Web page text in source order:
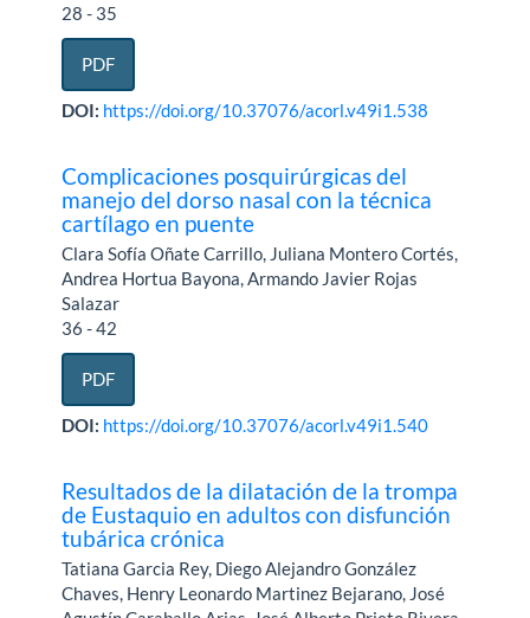
28 - 35
PDF
DOI: https://doi.org/10.37076/acorl.v49i1.538
Complicaciones posquirúrgicas del
manejo del dorso nasal con la técnica
cartílago en puente
Clara Sofía Oñate Carrillo, Juliana Montero Cortés,
Andrea Hortua Bayona, Armando Javier Rojas
Salazar
36 - 42
PDF
DOI: https://doi.org/10.37076/acorl.v49i1.540
Resultados de la dilatación de la trompa
de Eustaquio en adultos con disfunción
tubárica crónica
Tatiana Garcia Rey, Diego Alejandro González
Chaves, Henry Leonardo Martinez Bejarano, José